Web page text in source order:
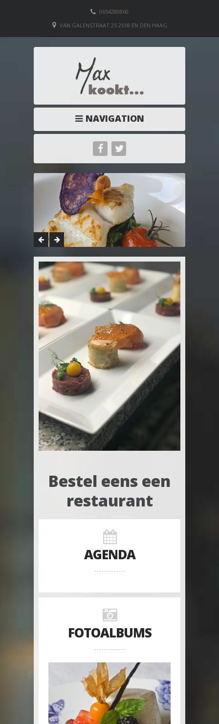
0654280860
VAN GALENSTRAAT 25 2518 EN DEN HAAG
NAVIGATION
Bestel eens een
restaurant
AGENDA
FOTOALBUMS